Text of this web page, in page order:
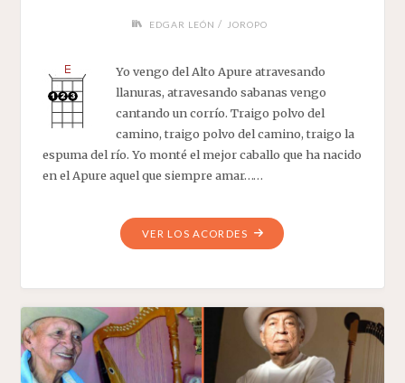
EDGAR LEÓN / JOROPO
Yo vengo del Alto Apure atravesando
llanuras, atravesando sabanas vengo
cantando un corrío. Traigo polvo del
camino, traigo polvo del camino, traigo la
espuma del río. Yo monté el mejor caballo que ha nacido
en el Apure aquel que siempre amar……
VER LOS ACORDES"TRAIGO